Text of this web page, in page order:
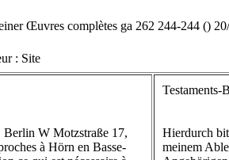
Œuvres complètes ga 262 244-244 ()
: Site
Berlin W Motzstraße 17,
à Hörn en Basse-
Testaments-
Hierdurch
meinem